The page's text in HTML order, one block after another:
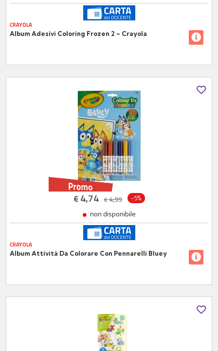
CRAYOLA
Album Adesivi Coloring Frozen 2 – Crayola
€4,74 €4,99 -5%
non disponibile
CRAYOLA
Album Attività Da Colorare Con Pennarelli Bluey